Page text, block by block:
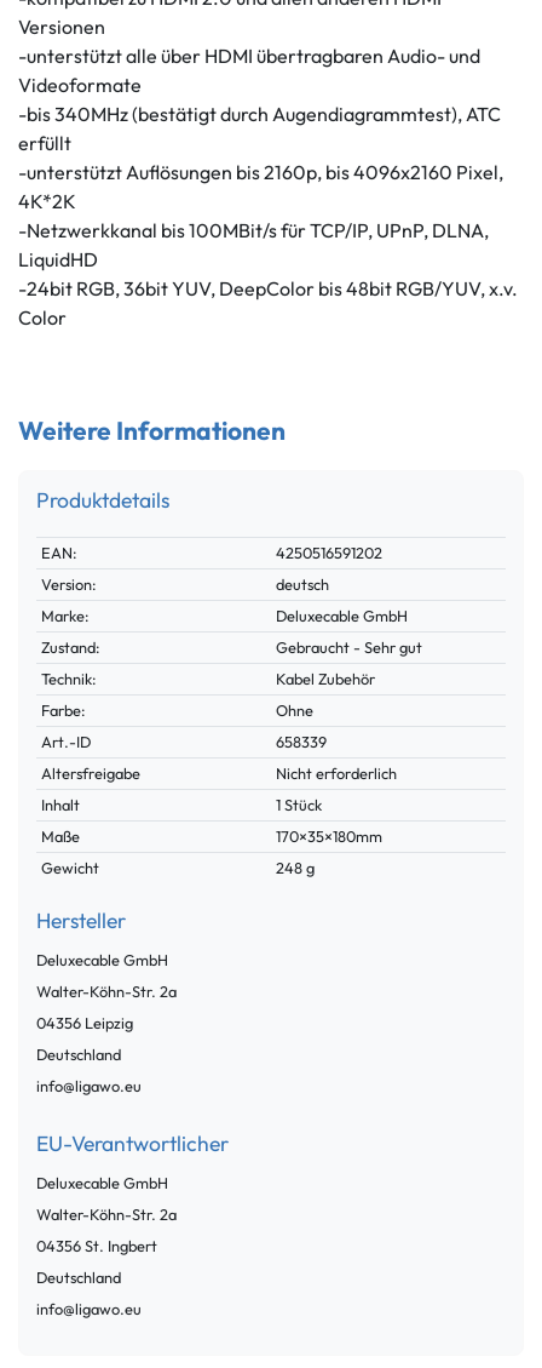
Versionen
-unterstützt alle über HDMI übertragbaren Audio- und
Videoformate
-bis 340MHz (bestätigt durch Augendiagrammtest), ATC
erfüllt
-unterstützt Auflösungen bis 2160p, bis 4096x2160 Pixel,
4K*2K
-Netzwerkkanal bis 100MBit/s für TCP/IP, UPnP, DLNA,
LiquidHD
-24bit RGB, 36bit YUV, DeepColor bis 48bit RGB/YUV, x.v.
Color
Weitere Informationen
Produktdetails
Technisches
Merkmal
Wert
EAN:
4250516591202
Version:
deutsch
Marke:
Deluxecable GmbH
Zustand:
Gebraucht - Sehr gut
Technik:
Kabel Zubehör
Farbe:
Ohne
Technisches
Merkmal
Wert
Art.-ID
658339
Altersfreigabe
Nicht erforderlich
Inhalt
1 Stück
Maße
170×35×180mm
Gewicht
248 g
Hersteller
Deluxecable GmbH
Walter-Köhn-Str. 2a
04356 Leipzig
Deutschland
info@ligawo.eu
EU-Verantwortlicher
Deluxecable GmbH
Walter-Köhn-Str. 2a
04356St. Ingbert
Deutschland
info@ligawo.eu